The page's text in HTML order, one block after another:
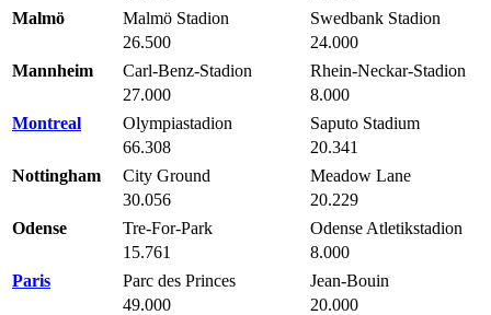
Malmö
Malmö Stadion
Swedbank Stadion
26.500
24.000
Mannheim
Carl-Benz-Stadion
Rhein-Neckar-Stadion
27.000
8.000
Montreal
Olympiastadion
Saputo Stadium
66.308
20.341
Nottingham
City Ground
Meadow Lane
30.056
20.229
Odense
Tre-For-Park
Odense Atletikstadion
15.761
8.000
Paris
Parc des Princes
Jean-Bouin
49.000
20.000